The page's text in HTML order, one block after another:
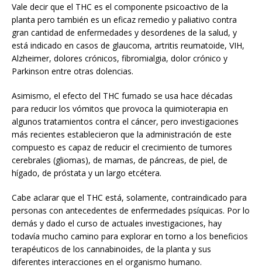
Vale decir que el THC es el componente psicoactivo de la
planta pero también es un eficaz remedio y paliativo contra
gran cantidad de enfermedades y desordenes de la salud, y
está indicado en casos de glaucoma, artritis reumatoide, VIH,
Alzheimer, dolores crónicos, fibromialgia, dolor crónico y
Parkinson entre otras dolencias.
Asimismo, el efecto del THC fumado se usa hace décadas
para reducir los vómitos que provoca la quimioterapia en
algunos tratamientos contra el cáncer, pero investigaciones
más recientes establecieron que la administración de este
compuesto es capaz de reducir el crecimiento de tumores
cerebrales (gliomas), de mamas, de páncreas, de piel, de
hígado, de próstata y un largo etcétera.
Cabe aclarar que el THC está, solamente, contraindicado para
personas con antecedentes de enfermedades psíquicas. Por lo
demás y dado el curso de actuales investigaciones, hay
todavía mucho camino para explorar en torno a los beneficios
terapéuticos de los cannabinoides, de la planta y sus
diferentes interacciones en el organismo humano.